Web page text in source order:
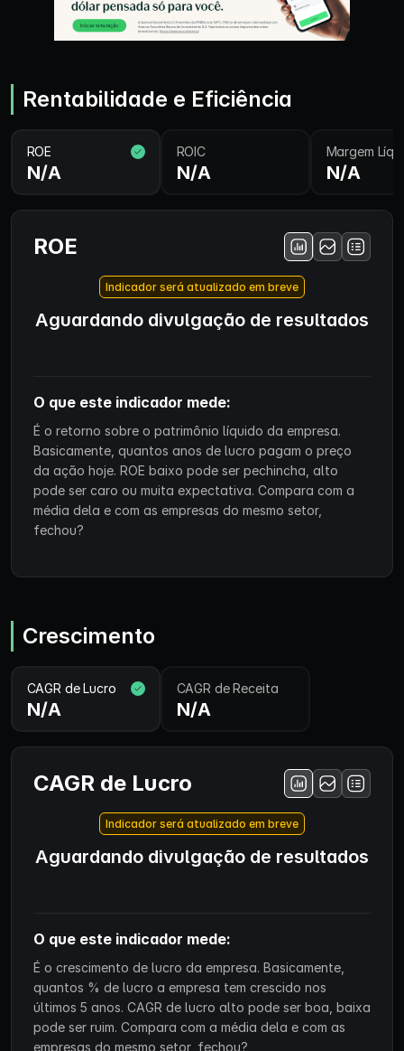
Rentabilidade e Eficiência
ROE
N/A
ROIC
N/A
Margem
N/A
ROE
Indicador será atualizado em breve
Aguardando divulgação de resultados
O que este indicador mede:
É o retorno sobre o patrimônio líquido da empresa.
Basicamente, quantos anos de lucro pagam o preço
da ação hoje. ROE baixo pode ser pechincha, alto
pode ser caro ou muita expectativa. Compara com a
média dela e com as empresas do mesmo setor,
fechou?
Crescimento
CAGR de Lucro
N/A
CAGR de Receita
N/A
CAGR de Lucro
Indicador será atualizado em breve
Aguardando divulgação de resultados
O que este indicador mede:
É o crescimento de lucro da empresa. Basicamente,
quantos % de lucro a empresa tem crescido nos
últimos 5 anos. CAGR de lucro alto pode ser boa, baixa
pode ser ruim. Compara com a média dela e com as
empresas do mesmo setor, fechou?